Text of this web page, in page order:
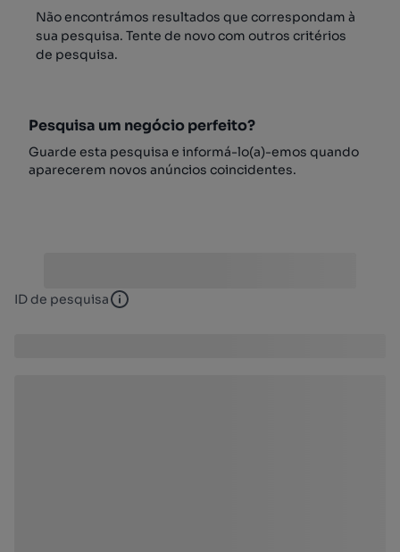
Não encontrámos resultados que correspondam à
sua pesquisa. Tente de novo com outros critérios
de pesquisa.
Pesquisa um negócio perfeito?
Guarde esta pesquisa e informá-lo(a)-emos quando
aparecerem novos anúncios coincidentes.
ID de pesquisa ID de pesquisa